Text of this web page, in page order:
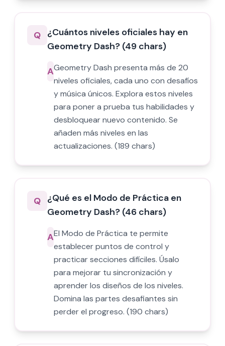
Q ¿Cuántos niveles oficiales hay en
Geometry Dash? (49 chars)
AGeometry Dash presenta más de 20
niveles oficiales, cada uno con desafíos
y música únicos. Explora estos niveles
para poner a prueba tus habilidades y
desbloquear nuevo contenido. Se
añaden más niveles en las
actualizaciones. (189 chars)
Q ¿Qué es el Modo de Práctica en
Geometry Dash? (46 chars)
AEl Modo de Práctica te permite
establecer puntos de control y
practicar secciones difíciles. Úsalo
para mejorar tu sincronización y
aprender los diseños de los niveles.
Domina las partes desafiantes sin
perder el progreso. (190 chars)